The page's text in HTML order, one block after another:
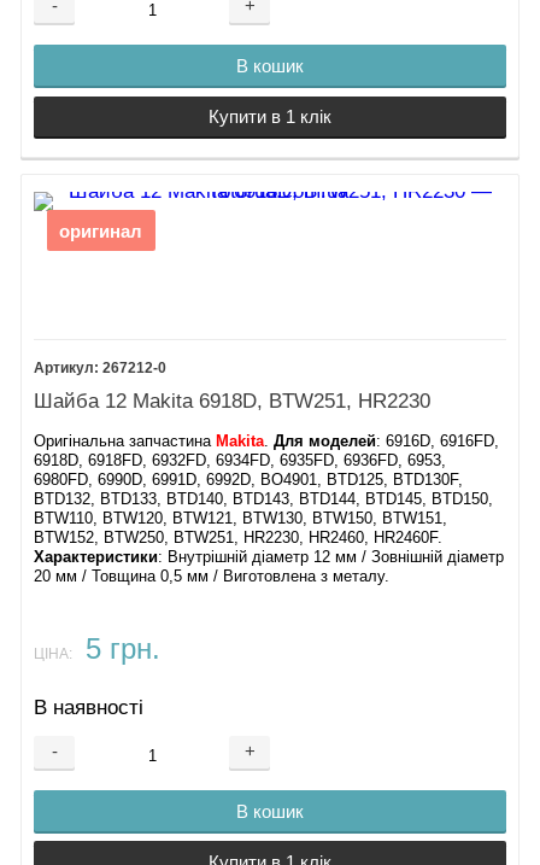
- +
В кошик
Купити в 1 клік
оригинал
267212-0
Шайба 12 Makita 6918D, BTW251, HR2230
Оригінальна запчастина Makita.Для моделей: ​6916D, 6916FD,
6918D, 6918FD, 6932FD, 6934FD, 6935FD, 6936FD, 6953,
6980FD, 6990D, 6991D, 6992D, BO4901, BTD125, BTD130F,
BTD132, BTD133, BTD140, BTD143, BTD144, BTD145, BTD150,
BTW110, BTW120, BTW121, BTW130, BTW150, BTW151,
BTW152, BTW250, BTW251, HR2230, HR2460, HR2460F​.
Характеристики: Внутрішній діаметр 12 мм / Зовнішній діаметр
20 мм / Товщина 0,5 мм / Виготовлена з металу.
ЦІНА: 5 грн.
В наявності
- +
В кошик